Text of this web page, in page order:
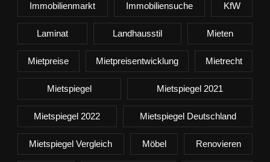
Immobilienmarkt Immobiliensuche KfW
Laminat Landhausstil Mieten
Mietpreise Mietpreisentwicklung Mietrecht
Mietspiegel Mietspiegel 2021
Mietspiegel 2022 Mietspiegel Deutschland
Mietspiegel Vergleich Möbel Renovieren